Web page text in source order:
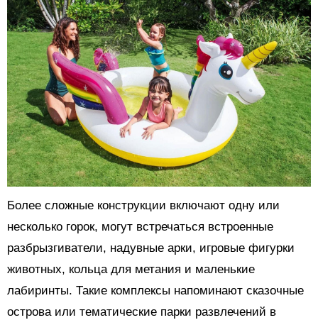
Более сложные конструкции включают одну или
несколько горок, могут встречаться встроенные
разбрызгиватели, надувные арки, игровые фигурки
животных, кольца для метания и маленькие
лабиринты. Такие комплексы напоминают сказочные
острова или тематические парки развлечений в